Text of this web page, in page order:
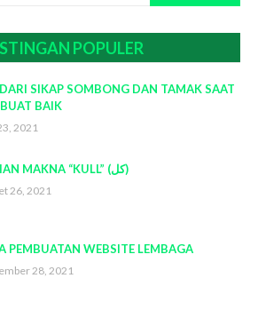
POPULER
SIKAP SOMBONG DAN TAMAK SAAT
BAIK
2021
KAJIAN MAKNA “KULL” (كل)
26, 2021
PEMBUATAN WEBSITE LEMBAGA
28, 2021